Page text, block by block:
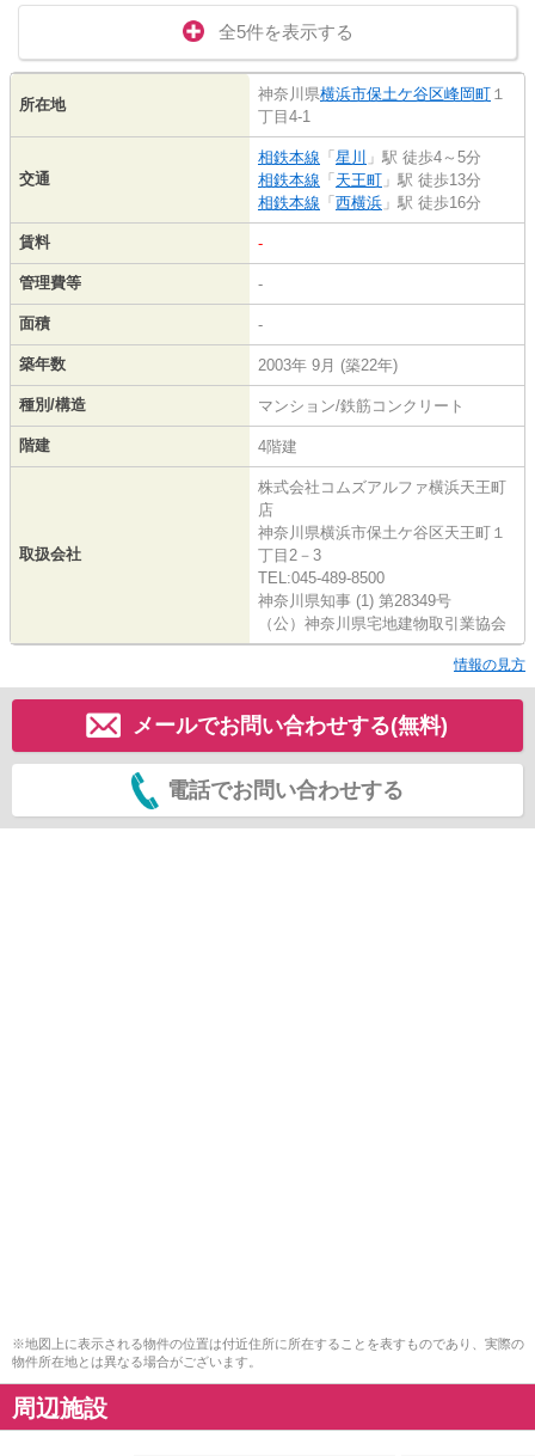
全5件を表示する
所在地
神奈川県横浜市保土ケ谷区峰岡町 １
丁目4-1
交通
相鉄本線 「 星川 」駅 徒歩4～5分
相鉄本線 「 天王町 」駅 徒歩13分
相鉄本線 「 西横浜 」駅 徒歩16分
賃料 -
管理費等 -
面積 -
築年数 2003年 9月 (築22年)
種別/構造 マンション/鉄筋コンクリート
階建 4階建
取扱会社
株式会社コムズアルファ横浜天王町
店
神奈川県横浜市保土ケ谷区天王町１
丁目2－3
TEL:045-489-8500
神奈川県知事 (1) 第28349号
（公）神奈川県宅地建物取引業協会
情報の見方
メールでお問い合わせする(無料)
電話でお問い合わせする
※地図上に表示される物件の位置は付近住所に所在することを表すものであり、実際の
物件所在地とは異なる場合がございます。
周辺施設